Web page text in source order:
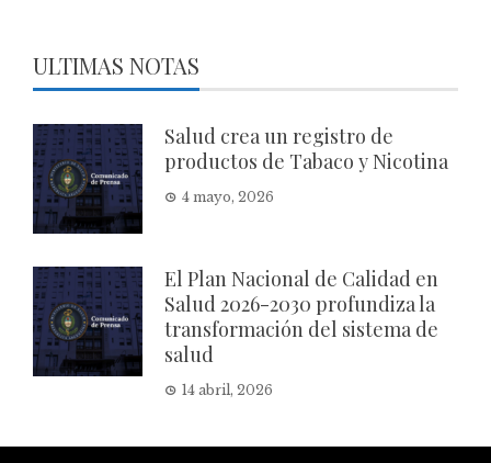
ULTIMAS NOTAS
Salud crea un registro de
productos de Tabaco y Nicotina
4 mayo, 2026
El Plan Nacional de Calidad en
Salud 2026-2030 profundiza la
transformación del sistema de
salud
14 abril, 2026